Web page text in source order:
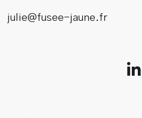
julie@fusee-jaune.fr